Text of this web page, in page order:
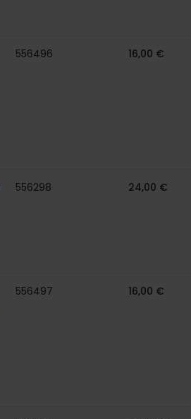
556496 16,00 €
556298 24,00 €
556497 16,00 €